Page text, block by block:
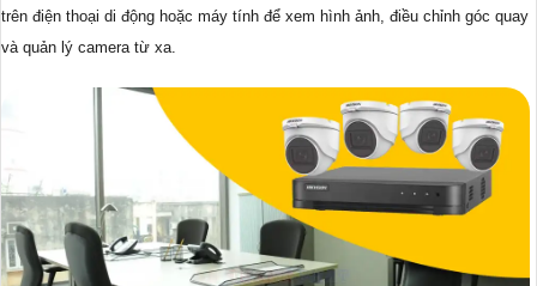
trên điện thoại di động hoặc máy tính để xem hình ảnh, điều chỉnh góc quay
và quản lý camera từ xa.